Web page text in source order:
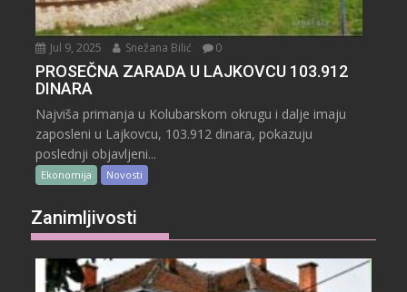
Jul 9, 2025 Snežana Bilić 0
PROSEČNA ZARADA U LAJKOVCU 103.912
DINARA
Najviša primanja u Kolubarskom okrugu i dalje imaju
zaposleni u Lajkovcu, 103.912 dinara, pokazuju
poslednji objavljeni...
Ekonomija Novosti
Zanimljivosti